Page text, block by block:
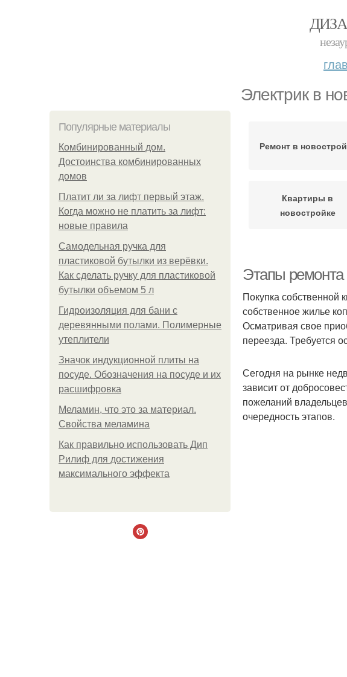
Электрик в
Популярные материалы
Комбинированный дом.
Достоинства комбинированных
домов
Платит ли за лифт первый этаж.
Когда можно не платить за лифт:
новые правила
Самодельная ручка для
пластиковой бутылки из верёвки.
Как сделать ручку для пластиковой
бутылки объемом 5 л
Гидроизоляция для бани с
деревянными полами. Полимерные
утеплители
Значок индукционной плиты на
посуде. Обозначения на посуде и их
расшифровка
Меламин, что это за материал.
Свойства меламина
Как правильно использовать Дип
Рилиф для достижения
максимального эффекта
Ремонт в
Квартиры в
новостройке
Этапы ремонта
Покупка собственной
собственное жилье
Осматривая свое
переезда. Требуется
Сегодня на рынке
зависит от
пожеланий
очередность этапов.